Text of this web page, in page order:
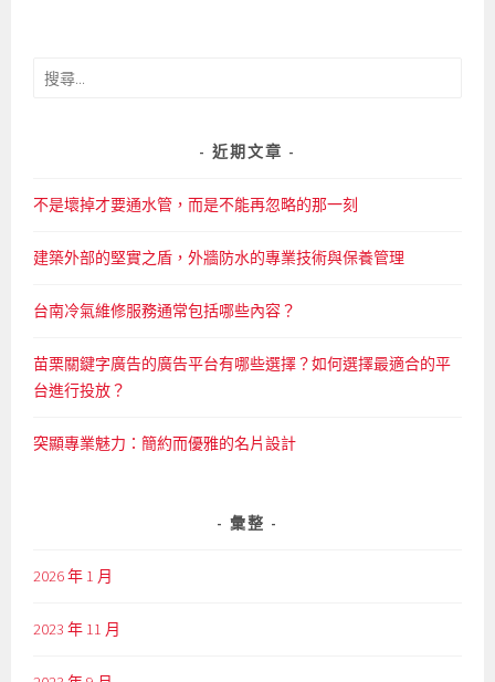
搜
近期文章
不是壞掉才要通水管，而是不能再忽略的那一刻
建築外部的堅實之盾，外牆防水的專業技術與保養管理
台南冷氣維修服務通常包括哪些內容？
苗栗關鍵字廣告的廣告平台有哪些選擇？如何選擇最適合的平
台進行投放？
突顯專業魅力：簡約而優雅的名片設計
彙整
2026 年 1 月
2023 年 11 月